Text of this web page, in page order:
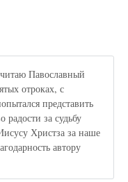
Павославный
отроках, с
представить
за судьбу
Христза за наше
автору